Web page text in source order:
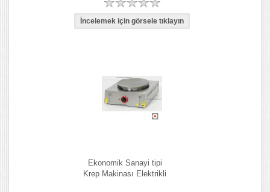
Ekonomik Sanayi tipi
Krep Makinası Elektrikli